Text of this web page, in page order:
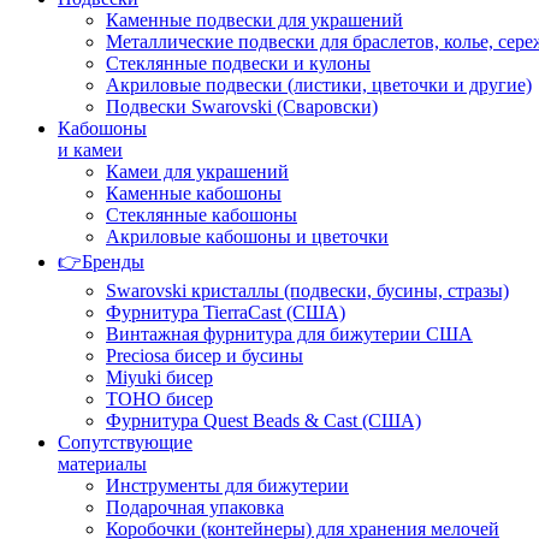
Каменные подвески для украшений
Металлические подвески для браслетов, колье,
Стеклянные подвески и кулоны
Акриловые подвески (листики, цветочки и другие)
Подвески Swarovski (Сваровски)
Кабошоны
и камеи
Камеи для украшений
Каменные кабошоны
Стеклянные кабошоны
Акриловые кабошоны и цветочки
👉Бренды
Swarovski кристаллы (подвески, бусины, стразы)
Фурнитура TierraCast (США)
Винтажная фурнитура для бижутерии США
Preciosa бисер и бусины
Miyuki бисер
TOHO бисер
Фурнитура Quest Beads & Cast (США)
Сопутствующие
материалы
Инструменты для бижутерии
Подарочная упаковка
Коробочки (контейнеры) для хранения мелочей